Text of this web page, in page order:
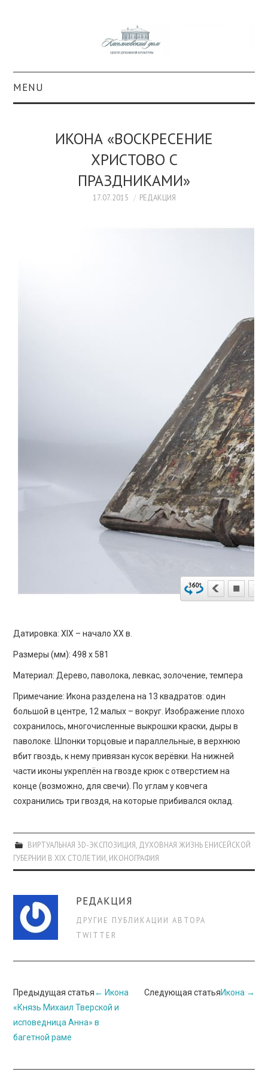
MENU
КОЛЛЕКЦИИ
ИКОНА «ВОСКРЕСЕНИЕ
ХРИСТОВО С
ПРАЗДНИКАМИ»
17.07.2015 РЕДАКЦИЯ
Датировка: XIX – начало ХХ в.
Размеры (мм): 498 х 581
Материал: Дерево, паволока, левкас, золочение, темпера
Примечание: Икона разделена на 13 квадратов: один
большой в центре, 12 малых – вокруг. Изображение плохо
сохранилось, многочисленные выкрошки краски, дыры в
паволоке. Шпонки торцовые и параллельные, в верхнюю
вбит гвоздь, к нему привязан кусок верёвки. На нижней
части иконы укреплён на гвозде крюк с отверстием на
конце (возможно, для свечи). По углам у ковчега
сохранились три гвоздя, на которые прибивался оклад.
ВИРТУАЛЬНАЯ 3D-ЭКСПОЗИЦИЯ ДУХОВНАЯ ЖИЗНЬ ЕНИСЕЙСКОЙ
ГУБЕРНИИ В XIX СТОЛЕТИИ ИКОНОГРАФИЯ
РЕДАКЦИЯ
ДРУГИЕ ПУБЛИКАЦИИ АВТОРА
TWITTER
Навигация
по
записи
Предыдущая статья ← Икона
«Князь Михаил Тверской и
исповедница Анна» в
багетной раме
Следующая статьяИкона →